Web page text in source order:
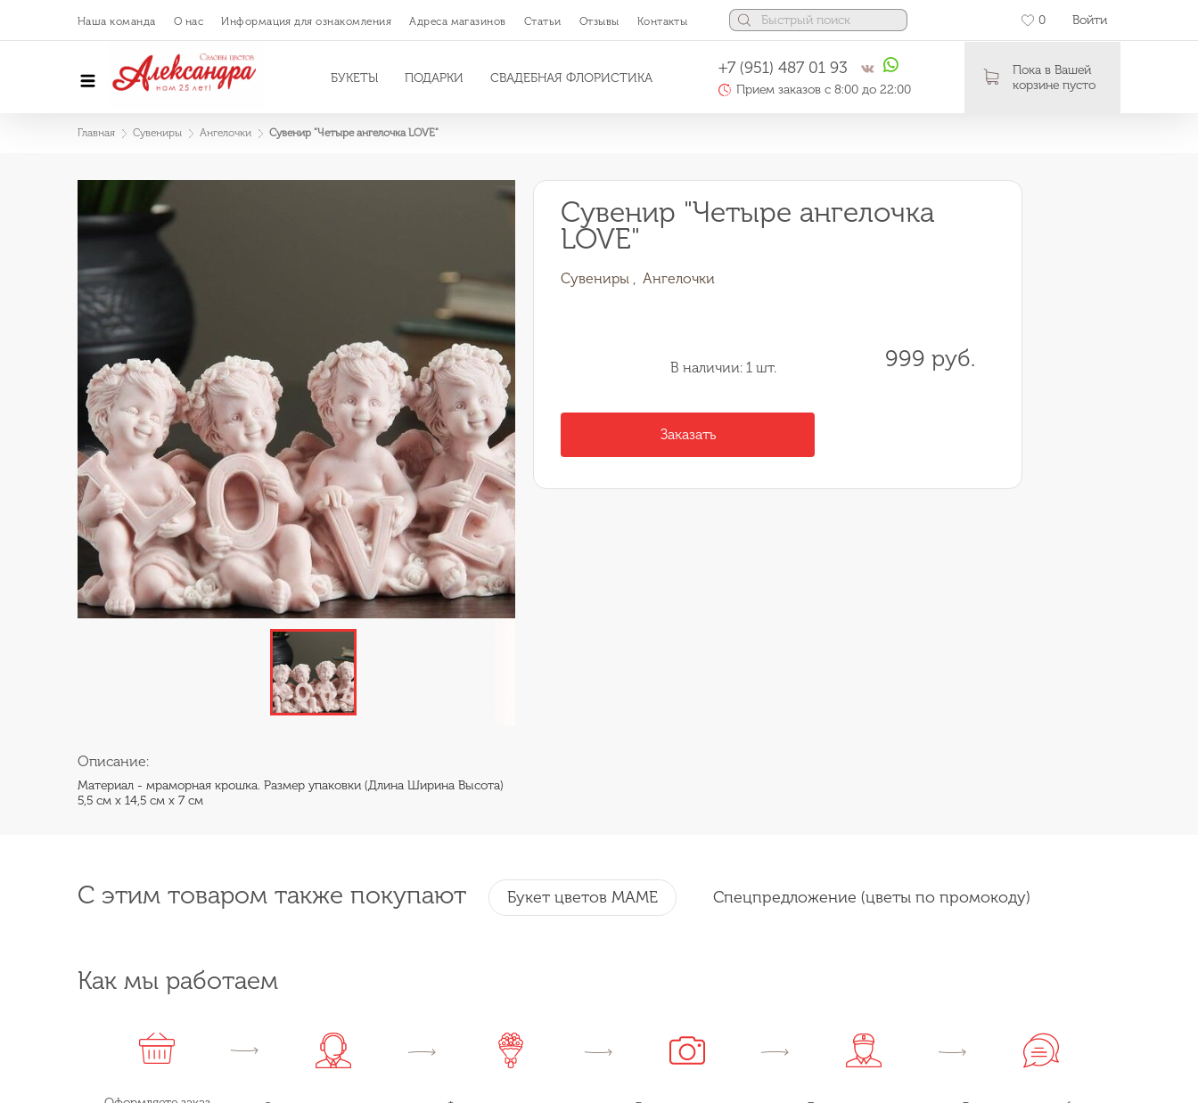
Наша команда О нас Информация для ознакомления Адреса магазинов Статьи Отзывы Контакты 0 Войти
БУКЕТЫ ПОДАРКИ СВАДЕБНАЯ ФЛОРИСТИКА
+7 (951) 487 01 93
Прием заказов с 8:00 до 22:00
Пока в Вашей
корзине пусто
Главная Сувениры Ангелочки Сувенир "Четыре ангелочка LOVE"
Описание:
Материал - мраморная крошка. Размер упаковки (Длина Ширина Высота)
5,5 см х 14,5 см х 7 см
Сувенир "Четыре ангелочка
LOVE"
Сувениры , Ангелочки
В наличии: 1 шт. 999 руб.
Заказать
С этим товаром также покупают Букет цветов МАМЕ Спецпредложение (цветы по промокоду)
Как мы работаем